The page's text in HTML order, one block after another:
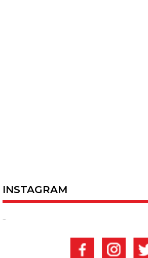
INSTAGRAM